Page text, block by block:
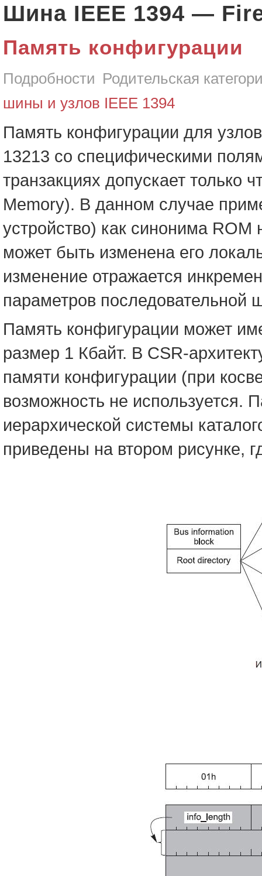
Шина IEEE 1394 —
Память конфигурации
Подробности Родительская
шины и узлов IEEE 1394
Память конфигурации для
13213 со специфическими
транзакциях допускает только
Memory). В данном случае
устройство) как синонима ROM
может быть изменена его
изменение отражается
параметров
Память конфигурации может
размер 1 Кбайт. В CSR-
памяти конфигурации (при
возможность не используется.
иерархической системы
приведены на втором рисунке,